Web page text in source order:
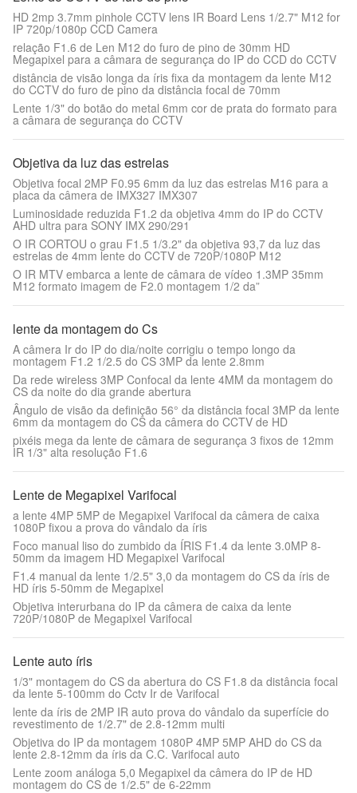
HD 2mp 3.7mm pinhole CCTV lens IR Board Lens 1/2.7" M12 for
IP 720p/1080p CCD Camera
relação F1.6 de Len M12 do furo de pino de 30mm HD
Megapixel para a câmara de segurança do IP do CCD do CCTV
distância de visão longa da íris fixa da montagem da lente M12
do CCTV do furo de pino da distância focal de 70mm
Lente 1/3" do botão do metal 6mm cor de prata do formato para
a câmara de segurança do CCTV
Objetiva da luz das estrelas
Objetiva focal 2MP F0.95 6mm da luz das estrelas M16 para a
placa da câmera de IMX327 IMX307
Luminosidade reduzida F1.2 da objetiva 4mm do IP do CCTV
AHD ultra para SONY IMX 290/291
O IR CORTOU o grau F1.5 1/3.2" da objetiva 93,7 da luz das
estrelas de 4mm lente do CCTV de 720P/1080P M12
O IR MTV embarca a lente de câmara de vídeo 1.3MP 35mm
M12 formato imagem de F2.0 montagem 1/2 da”
lente da montagem do Cs
A câmera Ir do IP do dia/noite corrigiu o tempo longo da
montagem F1.2 1/2.5 do CS 3MP da lente 2.8mm
Da rede wireless 3MP Confocal da lente 4MM da montagem do
CS da noite do dia grande abertura
Ângulo de visão da definição 56° da distância focal 3MP da lente
6mm da montagem do CS da câmera do CCTV de HD
pixéis mega da lente de câmara de segurança 3 fixos de 12mm
IR 1/3" alta resolução F1.6
Lente de Megapixel Varifocal
a lente 4MP 5MP de Megapixel Varifocal da câmera de caixa
1080P fixou a prova do vândalo da íris
Foco manual liso do zumbido da ÍRIS F1.4 da lente 3.0MP 8-
50mm da imagem HD Megapixel Varifocal
F1.4 manual da lente 1/2.5" 3,0 da montagem do CS da íris de
HD íris 5-50mm de Megapixel
Objetiva interurbana do IP da câmera de caixa da lente
720P/1080P de Megapixel Varifocal
Lente auto íris
1/3" montagem do CS da abertura do CS F1.8 da distância focal
da lente 5-100mm do Cctv Ir de Varifocal
lente da íris de 2MP IR auto prova do vândalo da superfície do
revestimento de 1/2.7" de 2.8-12mm multi
Objetiva do IP da montagem 1080P 4MP 5MP AHD do CS da
lente 2.8-12mm da íris da C.C. Varifocal auto
Lente zoom análoga 5,0 Megapixel da câmera do IP de HD
montagem do CS de 1/2.5" de 6-22mm